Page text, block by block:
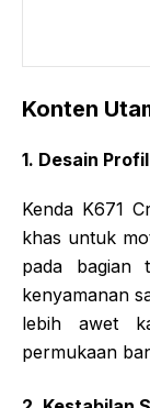
Konten
1. Desain
Kenda K671
khas untuk
pada bagian
kenyamanan
lebih awet
permukaan